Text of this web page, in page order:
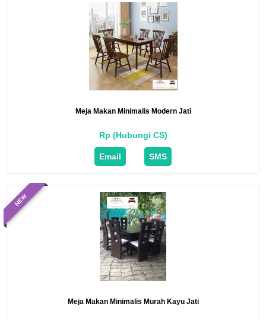
Meja Makan Minimalis Modern Jati
Rp (Hubungi CS)
Email SMS
NEW
Meja Makan Minimalis Murah Kayu Jati